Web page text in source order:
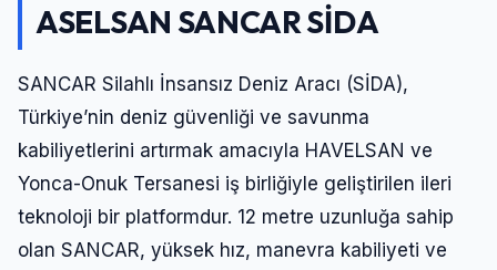
ASELSAN SANCAR SİDA
SANCAR Silahlı İnsansız Deniz Aracı (SİDA),
Türkiye’nin deniz güvenliği ve savunma
kabiliyetlerini artırmak amacıyla HAVELSAN ve
Yonca-Onuk Tersanesi iş birliğiyle geliştirilen ileri
teknoloji bir platformdur. 12 metre uzunluğa sahip
olan SANCAR, yüksek hız, manevra kabiliyeti ve